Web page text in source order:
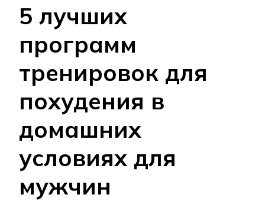
5 лучших
программ
тренировок для
похудения в
домашних
условиях для
мужчин